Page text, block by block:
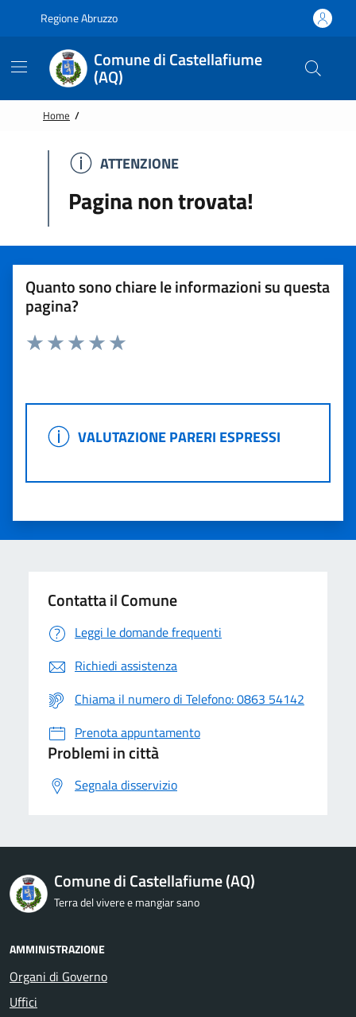
Regione Abruzzo
Comune di Castellafiume
(AQ)
Home /
ATTENZIONE
ATTENZIONE
Pagina non trovata!
Quanto sono chiare le informazioni su questa
pagina?
Rating:
VALUTAZIONE PARERI ESPRESSI
VALUTAZIONE PARERI ESPRESSI
Contatta il Comune
Leggi le domande frequenti
Richiedi assistenza
Chiama il numero di Telefono: 0863 54142
Prenota appuntamento
Problemi in città
Segnala disservizio
Comune di Castellafiume (AQ)
Terra del vivere e mangiar sano
AMMINISTRAZIONE
Organi di Governo
Uffici